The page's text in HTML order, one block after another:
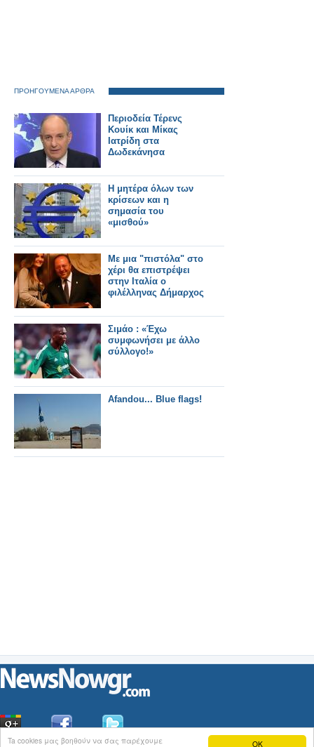
OK
Ta cookies μας βοηθούν να σας παρέχουμε
ΠΡΟΗΓΟΥΜΕΝΑ ΑΡΘΡΑ
Περιοδεία Τέρενς
Κουίκ και Μίκας
Ιατρίδη στα
Δωδεκάνησα
Η μητέρα όλων των
κρίσεων και η
σημασία του
«μισθού»
Με μια "πιστόλα" στο
χέρι θα επιστρέψει
στην Ιταλία ο
φιλέλληνας Δήμαρχος
Σιμάο : «Έχω
συμφωνήσει με άλλο
σύλλογο!»
Afandou... Blue flags!